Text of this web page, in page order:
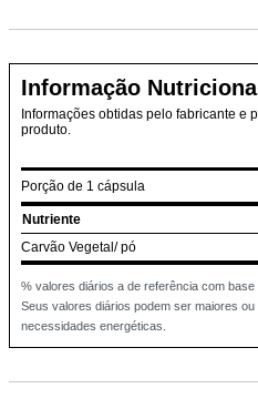
Informação Nutricional
Informações obtidas pelo fabricante e
produto.
Porção de 1 cápsula
Nutriente
Carvão Vegetal/ pó
% valores diários a de referência com base
Seus valores diários podem ser maiores
necessidades energéticas.